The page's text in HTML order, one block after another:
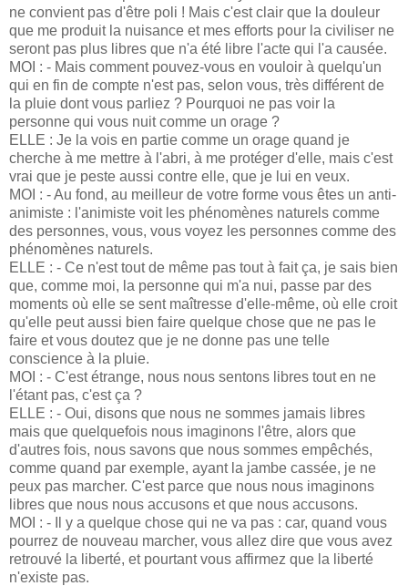
ne convient pas d'être poli ! Mais c'est clair que la douleur
que me produit la nuisance et mes efforts pour la civiliser ne
seront pas plus libres que n'a été libre l'acte qui l'a causée.
MOI : - Mais comment pouvez-vous en vouloir à quelqu'un
qui en fin de compte n'est pas, selon vous, très différent de
la pluie dont vous parliez ? Pourquoi ne pas voir la
personne qui vous nuit comme un orage ?
ELLE : Je la vois en partie comme un orage quand je
cherche à me mettre à l'abri, à me protéger d'elle, mais c'est
vrai que je peste aussi contre elle, que je lui en veux.
MOI : - Au fond, au meilleur de votre forme vous êtes un anti-
animiste : l'animiste voit les phénomènes naturels comme
des personnes, vous, vous voyez les personnes comme des
phénomènes naturels.
ELLE : - Ce n'est tout de même pas tout à fait ça, je sais bien
que, comme moi, la personne qui m'a nui, passe par des
moments où elle se sent maîtresse d'elle-même, où elle croit
qu'elle peut aussi bien faire quelque chose que ne pas le
faire et vous doutez que je ne donne pas une telle
conscience à la pluie.
MOI : - C'est étrange, nous nous sentons libres tout en ne
l'étant pas, c'est ça ?
ELLE : - Oui, disons que nous ne sommes jamais libres
mais que quelquefois nous imaginons l'être, alors que
d'autres fois, nous savons que nous sommes empêchés,
comme quand par exemple, ayant la jambe cassée, je ne
peux pas marcher. C'est parce que nous nous imaginons
libres que nous nous accusons et que nous accusons.
MOI : - Il y a quelque chose qui ne va pas : car, quand vous
pourrez de nouveau marcher, vous allez dire que vous avez
retrouvé la liberté, et pourtant vous affirmez que la liberté
n'existe pas.